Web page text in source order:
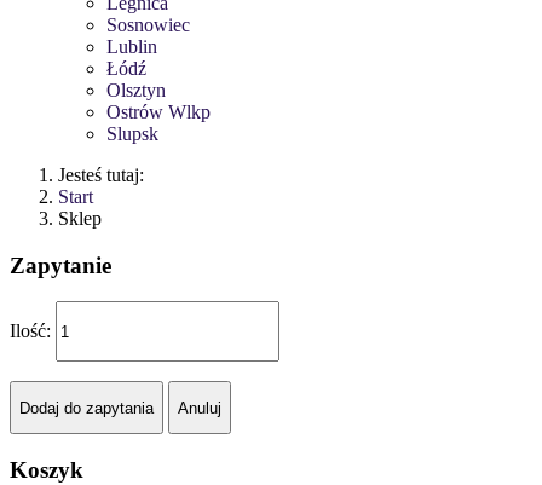
Sosnowiec
Lublin
Łódź
Olsztyn
Ostrów Wlkp
Slupsk
Jesteś tutaj:
Start
Sklep
Zapytanie
Ilość:
Koszyk